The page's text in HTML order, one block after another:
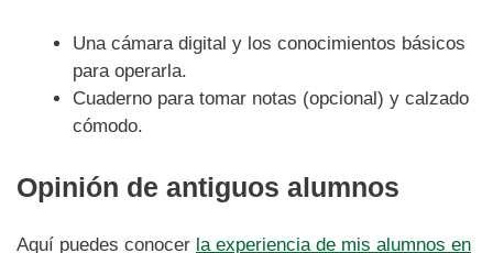
Una cámara digital y los conocimientos básicos
para operarla.
Cuaderno para tomar notas (opcional) y calzado
cómodo.
Opinión de antiguos alumnos
Aquí puedes conocer la experiencia de mis alumnos en